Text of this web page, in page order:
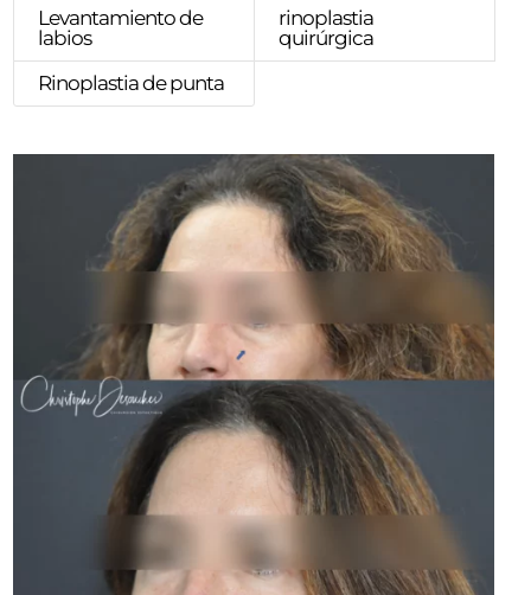
Levantamiento de
labios
rinoplastia
quirúrgica
Rinoplastia de punta